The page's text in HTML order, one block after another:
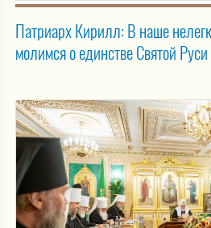
Патриарх Кирилл: В наше
молимся о единстве Святой Руси